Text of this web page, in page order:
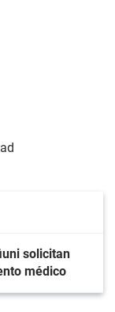
solicitan
médico